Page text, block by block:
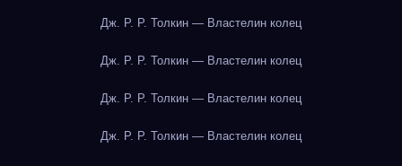
Дж. Р. Р. Толкин — Властелин колец
Дж. Р. Р. Толкин — Властелин колец
Дж. Р. Р. Толкин — Властелин колец
Дж. Р. Р. Толкин — Властелин колец